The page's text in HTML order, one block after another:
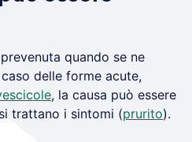
quando se ne
delle forme acute,
, la causa può essere
trattano i sintomi (prurito).